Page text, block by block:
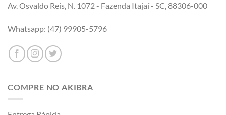
Av. Osvaldo Reis, N. 1072 - Fazenda Itajaí - SC, 88306-000
Whatsapp: (47) 99905-5796
COMPRE NO AKIBRA